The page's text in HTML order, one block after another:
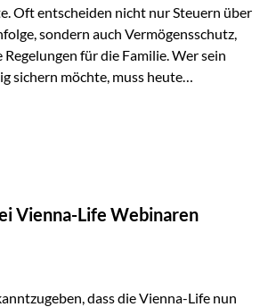
Oft entscheiden nicht nur Steuern über
sondern auch Vermögensschutz,
für die Familie. Wer sein
sichern möchte, muss heute
herausgegeben und verfasst
miteinander verbindet.
oft scheitert Viele
im Todesfall übertragen. Das kann zu
Erbschaftsteuern Streitigkeiten
bei Immobilien…
Vienna-Life Webinaren
dass die Vienna-Life nun